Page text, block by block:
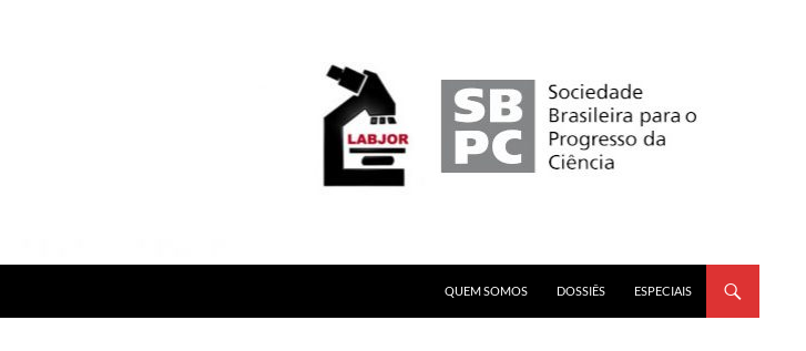
QUEM SOMOS
DOSSIÊS ESPECIAIS